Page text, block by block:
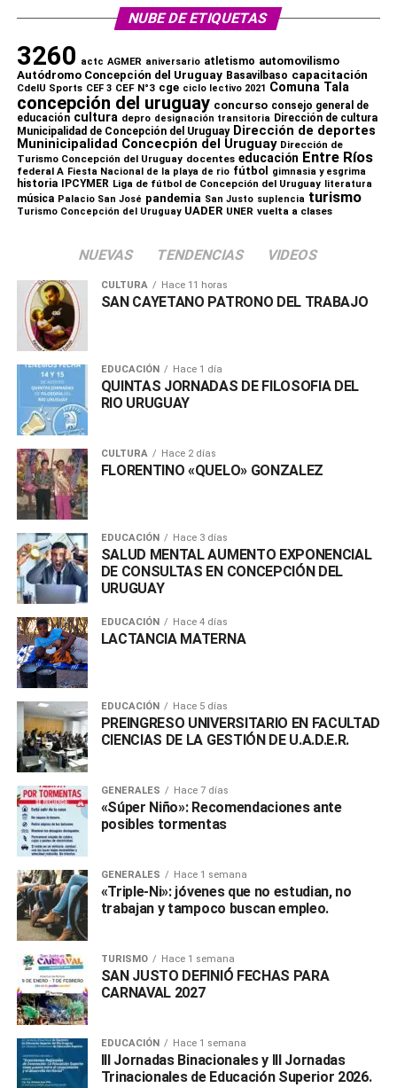
NUBE DE ETIQUETAS
3260 actc AGMER aniversario atletismo automovilismo
Autódromo Concepción del Uruguay Basavilbaso capacitación
CdelU Sports CEF 3 CEF N°3 cge ciclo lectivo 2021 Comuna Tala
concepción del uruguay concurso consejo general de
educación cultura depro designación transitoria Dirección de cultura
Municipalidad de Concepción del Uruguay Dirección de deportes
Muninicipalidad Concecpión del Uruguay Dirección de
Turismo Concepción del Uruguay docentes educación Entre Ríos
federal A Fiesta Nacional de la playa de rio fútbol gimnasia y esgrima
historia IPCYMER Liga de fútbol de Concepción del Uruguay literatura
música Palacio San José pandemia San Justo suplencia turismo
Turismo Concepción del Uruguay UADER UNER vuelta a clases
NUEVAS TENDENCIAS VIDEOS
CULTURA Hace 11 horas
SAN CAYETANO PATRONO DEL TRABAJO
EDUCACIÓN Hace 1 día
QUINTAS JORNADAS DE FILOSOFIA DEL
RIO URUGUAY
CULTURA Hace 2 días
FLORENTINO «QUELO» GONZALEZ
EDUCACIÓN Hace 3 días
SALUD MENTAL AUMENTO EXPONENCIAL
DE CONSULTAS EN CONCEPCIÓN DEL
URUGUAY
EDUCACIÓN Hace 4 días
LACTANCIA MATERNA
EDUCACIÓN Hace 5 días
PREINGRESO UNIVERSITARIO EN FACULTAD
CIENCIAS DE LA GESTIÓN DE U.A.D.E.R.
GENERALES Hace 7 días
«Súper Niño»: Recomendaciones ante
posibles tormentas
GENERALES Hace 1 semana
«Triple-Ni»: jóvenes que no estudian, no
trabajan y tampoco buscan empleo.
TURISMO Hace 1 semana
SAN JUSTO DEFINIÓ FECHAS PARA
CARNAVAL 2027
EDUCACIÓN Hace 1 semana
III Jornadas Binacionales y III Jornadas
Trinacionales de Educación Superior 2026.